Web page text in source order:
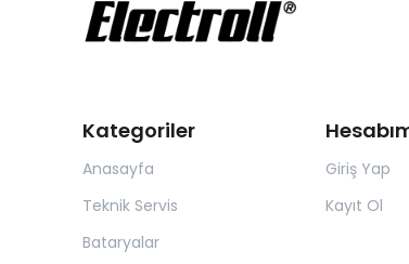
Kategoriler
Anasayfa
Teknik Servis
Bataryalar
Giriş Yap
Kayıt Ol